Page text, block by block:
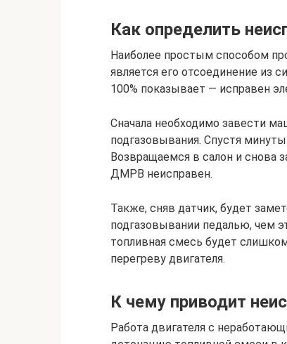
Как определить
Наиболее простым способом
является его отсоединение из
100% показывает — исправен
Сначала необходимо завести
подгазовывания. Спустя
Возвращаемся в салон и снова
ДМРВ неисправен.
Также, сняв датчик, будет
подгазовывании педалью, чем
топливная смесь будет
перегреву двигателя.
К чему приводит
Работа двигателя с